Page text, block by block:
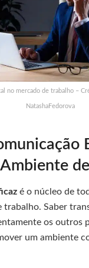
no mercado de trabalho –
NatashaFedorova
é o núcleo de
trabalho. Saber
os outros
um ambiente